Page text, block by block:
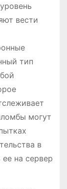
вести
тип
могут
в
ее на сервер